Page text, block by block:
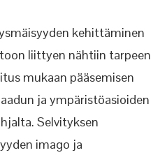
kehittäminen
liittyen nähtiin tarpeen
mukaan pääsemisen
ja ympäristöasioiden
Selvityksen
imago ja